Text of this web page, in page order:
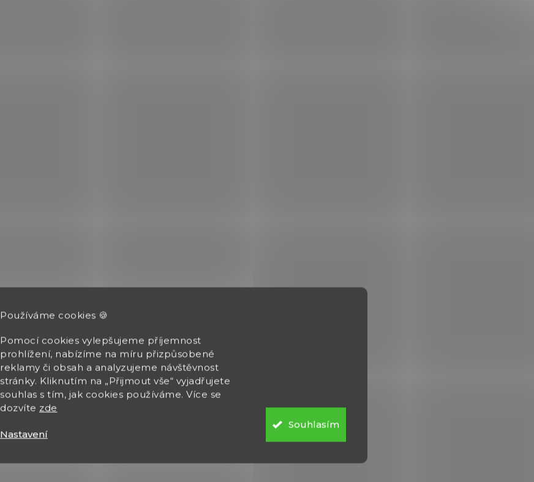
Používáme cookies 🍪
Pomocí cookies vylepšujeme příjemnost
prohlížení, nabízíme na míru přizpůsobené
reklamy či obsah a analyzujeme návštěvnost
stránky. Kliknutím na „Přijmout vše“ vyjadřujete
souhlas s tím, jak cookies používáme. Více se
dozvíte zde
Nastavení
Souhlasím